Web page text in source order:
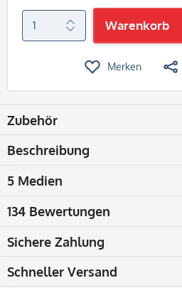
Warenkorb
Merken
Zubehör
Beschreibung
5 Medien
134 Bewertungen
Sichere Zahlung
Schneller Versand